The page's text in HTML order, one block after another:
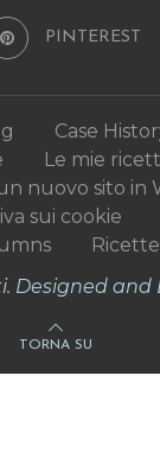
PINTEREST
Case
Le mie
nuovo sito in
sui cookie
Designed and
TORNA SU